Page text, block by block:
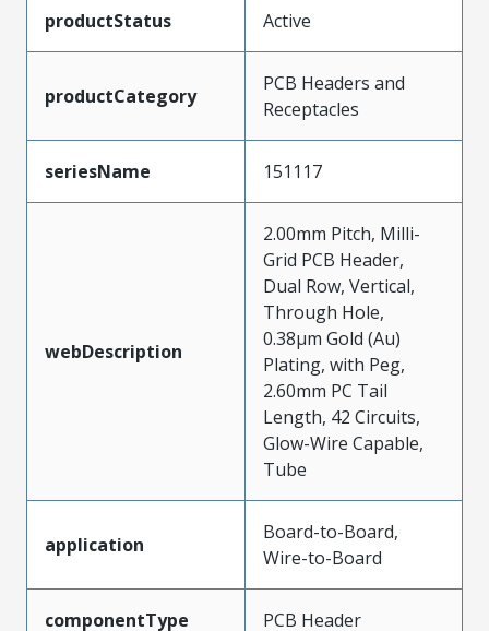
productStatus Active
productCategory
PCB Headers and
Receptacles
seriesName 151117
webDescription
2.00mm Pitch, Milli-
Grid PCB Header,
Dual Row, Vertical,
Through Hole,
0.38µm Gold (Au)
Plating, with Peg,
2.60mm PC Tail
Length, 42 Circuits,
Glow-Wire Capable,
Tube
application
Board-to-Board,
Wire-to-Board
componentType PCB Header